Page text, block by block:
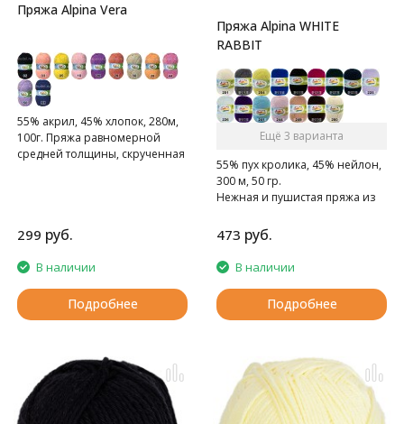
Пряжа Alpina Vera
55% акрил, 45% хлопок, 280м,
100г. Пряжа равномерной
средней толщины, скрученная
299 руб.
В наличии
Подробнее
Пряжа Alpina WHITE
RABBIT
Ещё 3 варианта
55% пух кролика, 45% нейлон,
300 м, 50 гр.
Нежная и пушистая пряжа из
породы
473 руб.
В наличии
Подробнее